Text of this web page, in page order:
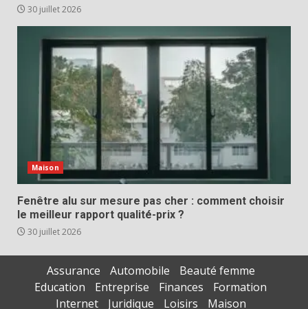
30 juillet 2026
Maison
Fenêtre alu sur mesure pas cher : comment choisir
le meilleur rapport qualité-prix ?
30 juillet 2026
Assurance Automobile
Beauté femme
Education
Entreprise Finances
Formation
Internet
Juridique Loisirs Maison